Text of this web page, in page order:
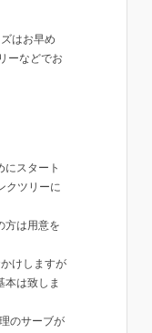
はお早め
ーなどでお
スタート
クツリーに
方は用意を
けしますが
本は致しま
のサーブが